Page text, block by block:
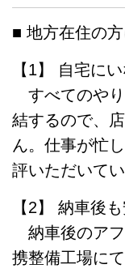
■ 地方在住の
【1】 自宅に
すべてのや
結するので、
ん。仕事が忙
評いただいてい
【2】 納車後
納車後のアフ
携整備工場に